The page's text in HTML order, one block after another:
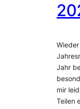
Jahr
mir
Teilen